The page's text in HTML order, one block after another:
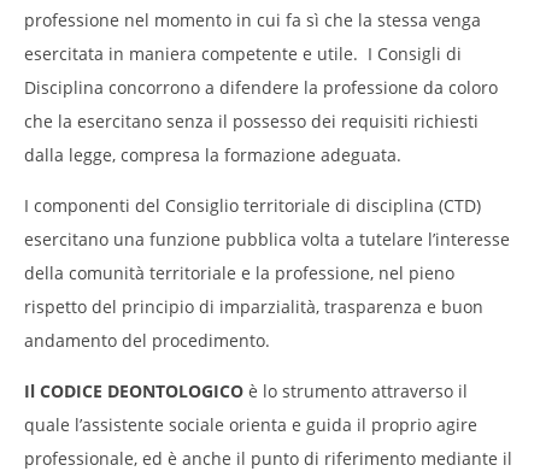
professione nel momento in cui fa sì che la stessa venga
esercitata in maniera competente e utile. I Consigli di
Disciplina concorrono a difendere la professione da coloro
che la esercitano senza il possesso dei requisiti richiesti
dalla legge, compresa la formazione adeguata.
I componenti del Consiglio territoriale di disciplina (CTD)
esercitano una funzione pubblica volta a tutelare l’interesse
della comunità territoriale e la professione, nel pieno
rispetto del principio di imparzialità, trasparenza e buon
andamento del procedimento.
Il CODICE DEONTOLOGICO è lo strumento attraverso il
quale l’assistente sociale orienta e guida il proprio agire
professionale, ed è anche il punto di riferimento mediante il